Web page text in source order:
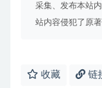
采集、发布本站
站内容侵犯了原
收藏 链